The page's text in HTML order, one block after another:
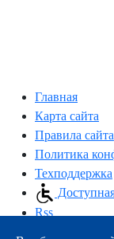
Главная
Карта сайта
Правила сайта
Политика
Техподдержка
Rss